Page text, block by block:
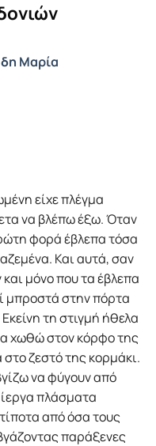
Μαρία
είχε πλέγμα
να βλέπω έξω. Όταν
φορά έβλεπα τόσα
Και αυτά, σαν
μόνο που τα έβλεπα
μπροστά στην πόρτα
τη στιγμή ήθελα
χωθώ στον κόρφο της
ζεστό της κορμάκι.
να φύγουν από
πλάσματα
από όσα τους
παράξενες